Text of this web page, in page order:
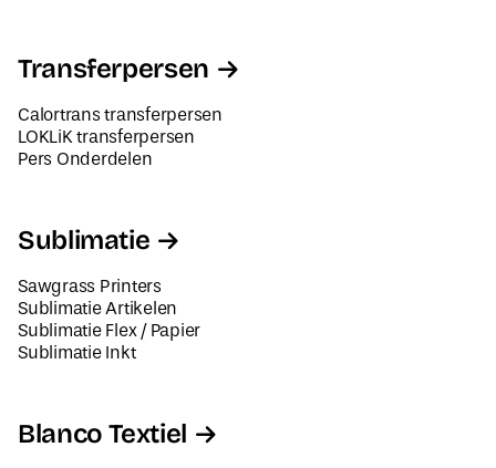
Transferpersen
Calortrans transferpersen
LOKLiK transferpersen
Pers Onderdelen
Sublimatie
Sawgrass Printers
Sublimatie Artikelen
Sublimatie Flex / Papier
Sublimatie Inkt
Blanco Textiel